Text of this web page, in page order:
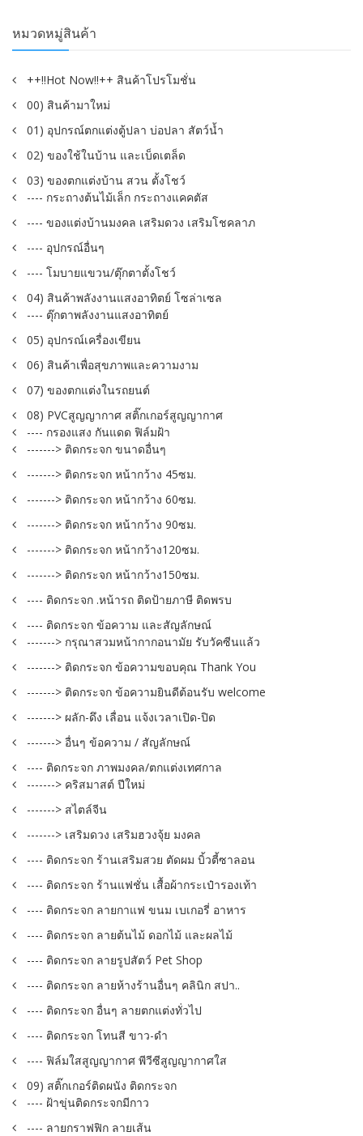
หมวดหมู่สินค้า
++!!Hot Now!!++ สินค้าโปรโมชั่น
00) สินค้ามาใหม่
01) อุปกรณ์ตกแต่งตู้ปลา บ่อปลา สัตว์น้ำ
02) ของใช้ในบ้าน และเบ็ดเตล็ด
03) ของตกแต่งบ้าน สวน ตั้งโชว์
---- กระถางต้นไม้เล็ก กระถางแคคตัส
---- ของแต่งบ้านมงคล เสริมดวง เสริมโชคลาภ
---- อุปกรณ์อื่นๆ
---- โมบายแขวน/ตุ๊กตาตั้งโชว์
04) สินค้าพลังงานแสงอาทิตย์ โซล่าเซล
---- ตุ๊กตาพลังงานแสงอาทิตย์
05) อุปกรณ์เครื่องเขียน
06) สินค้าเพื่อสุขภาพและความงาม
07) ของตกแต่งในรถยนต์
08) PVCสูญญากาศ สติ๊กเกอร์สูญญากาศ
---- กรองแสง กันแดด ฟิล์มฝ้า
-------> ติดกระจก ขนาดอื่นๆ
-------> ติดกระจก หน้ากว้าง 45ซม.
-------> ติดกระจก หน้ากว้าง 60ซม.
-------> ติดกระจก หน้ากว้าง 90ซม.
-------> ติดกระจก หน้ากว้าง120ซม.
-------> ติดกระจก หน้ากว้าง150ซม.
---- ติดกระจก .หน้ารถ ติดป้ายภาษี ติดพรบ
---- ติดกระจก ข้อความ และสัญลักษณ์
-------> กรุณาสวมหน้ากากอนามัย รับวัคซีนแล้ว
-------> ติดกระจก ข้อความขอบคุณ Thank You
-------> ติดกระจก ข้อความยินดีต้อนรับ welcome
-------> ผลัก-ดึง เลื่อน แจ้งเวลาเปิด-ปิด
-------> อื่นๆ ข้อความ / สัญลักษณ์
---- ติดกระจก ภาพมงคล/ตกแต่งเทศกาล
-------> คริสมาสต์ ปีใหม่
-------> สไตล์จีน
-------> เสริมดวง เสริมฮวงจุ้ย มงคล
---- ติดกระจก ร้านเสริมสวย ตัดผม บิ้วตี้ซาลอน
---- ติดกระจก ร้านแฟชั่น เสื้อผ้ากระเป๋ารองเท้า
---- ติดกระจก ลายกาแฟ ขนม เบเกอรี่ อาหาร
---- ติดกระจก ลายต้นไม้ ดอกไม้ และผลไม้
---- ติดกระจก ลายรูปสัตว์ Pet Shop
---- ติดกระจก ลายห้างร้านอื่นๆ คลินิก สปา..
---- ติดกระจก อื่นๆ ลายตกแต่งทั่วไป
---- ติดกระจก โทนสี ขาว-ดำ
---- ฟิล์มใสสูญญากาศ พีวีซีสูญญากาศใส
09) สติ๊กเกอร์ติดผนัง ติดกระจก
---- ฝ้าขุ่นติดกระจกมีกาว
---- ลายกราฟฟิก ลายเส้น